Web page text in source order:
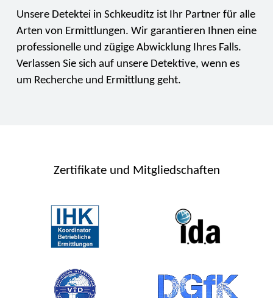
Unsere Detektei in Schkeuditz ist Ihr Partner für alle
Arten von Ermittlungen. Wir garantieren Ihnen eine
professionelle und zügige Abwicklung Ihres Falls.
Verlassen Sie sich auf unsere Detektive, wenn es
um Recherche und Ermittlung geht.
Zertifikate und Mitgliedschaften